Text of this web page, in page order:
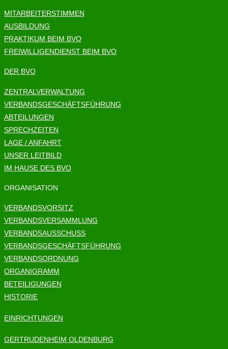
MITARBEITERSTIMMEN
AUSBILDUNG
PRAKTIKUM BEIM BVO
FREIWILLIGENDIENST BEIM BVO
DER BVO
ZENTRALVERWALTUNG
VERBANDSGESCHÄFTSFÜHRUNG
ABTEILUNGEN
SPRECHZEITEN
LAGE / ANFAHRT
UNSER LEITBILD
IM HAUSE DES BVO
ORGANISATION
VERBANDSVORSITZ
VERBANDSVERSAMMLUNG
VERBANDSAUSSCHUSS
VERBANDSGESCHÄFTSFÜHRUNG
VERBANDSORDNUNG
ORGANIGRAMM
BETEILIGUNGEN
HISTORIE
EINRICHTUNGEN
GERTRUDENHEIM OLDENBURG